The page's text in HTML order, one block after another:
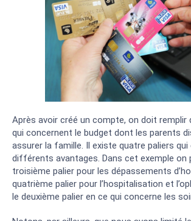
Après avoir créé un compte, on doit remplir
qui concernent le budget dont les parents
assurer la famille. Il existe quatre paliers
différents avantages. Dans cet exemple on
troisième palier pour les dépassements
quatrième palier pour l’hospitalisation et
le deuxième palier en ce qui concerne les